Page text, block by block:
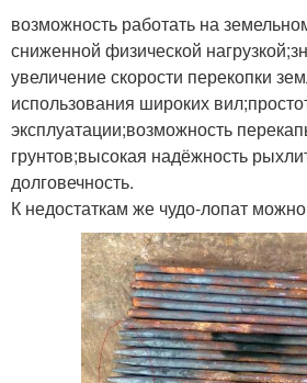
возможность работать на
сниженной физической
увеличение скорости перекопки
использования широких
эксплуатации;возможность
грунтов;высокая надёжность
долговечность.
К недостаткам же чудо-лопат